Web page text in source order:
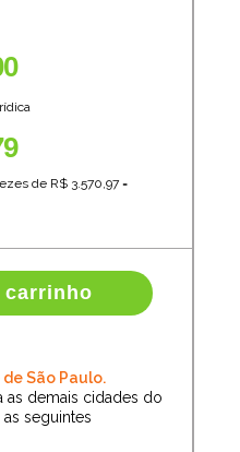
de R$ 3.570,97=
carrinho
São Paulo.
as demais cidades do
as seguintes